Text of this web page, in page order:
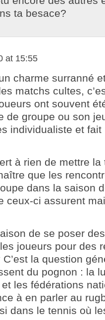
ta besace?
at 15:55
charme surranné
matchs cultes,
ont souvent
de groupe ou son
individualiste et fait
à rien de mettre
que les
dans la saison
ceux-ci assurent
de se poser
joueurs pour des
la question
du pognon : la
les fédérations
à en parler au
dans le tennis où